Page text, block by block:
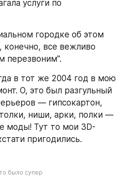
услуги по
городке об этом
все вежливо
перезвоним".
в тот же 2004 год в мою
О, это был разгульный
— гипсокартон,
ниши, арки, полки —
моды! Тут то мои 3D-
пригодились.
было супер